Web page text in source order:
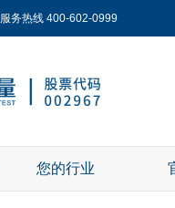
服务热线 400-602-0999
您的行业